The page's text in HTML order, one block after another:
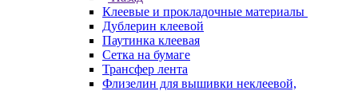
Клеевые и прокладочные материалы
Дублерин клеевой
Паутинка клеевая
Сетка на бумаге
Трансфер лента
Флизелин для вышивки неклеевой,